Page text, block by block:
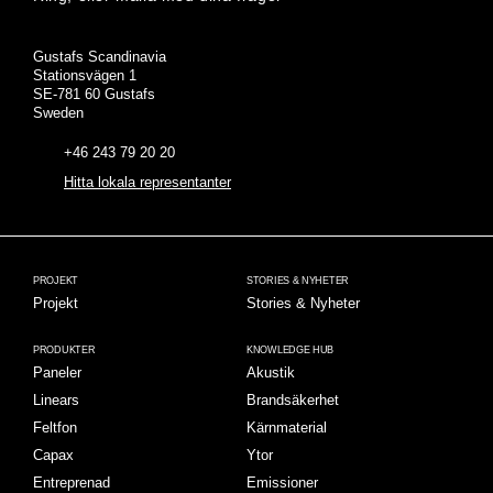
Gustafs Scandinavia
Stationsvägen 1
SE-781 60 Gustafs
Sweden
+46 243 79 20 20
Hitta lokala representanter
PROJEKT
Projekt
STORIES & NYHETER
Stories & Nyheter
PRODUKTER
Paneler
Linears
Feltfon
Capax
Entreprenad
KNOWLEDGE HUB
Akustik
Brandsäkerhet
Kärnmaterial
Ytor
Emissioner